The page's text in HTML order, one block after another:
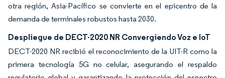
otra región, Asia-Pacífico se convierte en el epicentro de la
demanda de terminales robustos hasta 2030.
Despliegue de DECT-2020 NR Convergiendo Voz e IoT
DECT-2020 NR recibió el reconocimiento de la UIT-R como la
primera tecnología 5G no celular, asegurando el respaldo